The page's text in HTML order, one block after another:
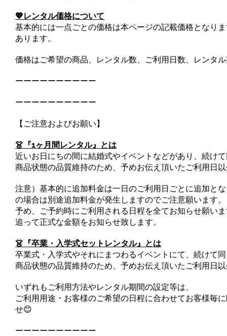
💖レンタル価格について
基本的には一点ごとの価格は本ページの記載価格となり
あります。
価格はご希望の商品、レンタル数、ご利用日数、レンタ
ーーーーーーーーーー
ーーーーーーーーーー
【ご注意およびお願い】
👗『1ヶ月間レンタル』とは
近いお日にちの間に結婚式やイベントなどがあり、続け
商品状態の品質維持のため、予めお伝え頂いたご利用日
注意）基本的に追加料金は一日のご利用日ごとに追加と
の場合は別途追加料金が発生しますのでご注意願います。
予め、ご予約時にご利用される日程を全てお知らせ願い
追って正式な金額をお知らせ致します。
👗『卒業・入学式セットレンタル』とは
卒業式・入学式やそれにまつわるイベントにて、続けて
商品状態の品質維持のため、予めお伝え頂いたご利用日
いずれもご利用方法やレンタル期間の設定等は、
ご利用用途・お客様のご希望の日程に合わせてお客様毎
せ😊
ーーーーーーーーーー